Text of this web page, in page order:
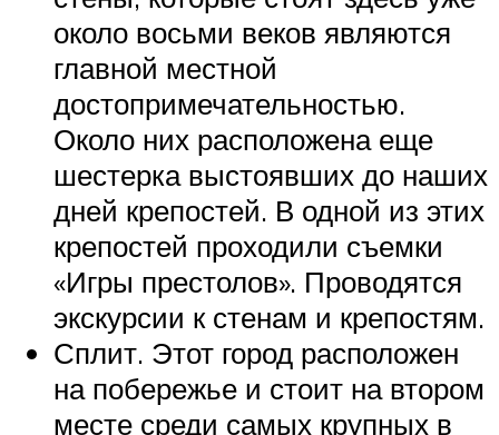
около восьми веков являются
главной местной
достопримечательностью.
Около них расположена еще
шестерка выстоявших до наших
дней крепостей. В одной из этих
крепостей проходили съемки
«Игры престолов». Проводятся
экскурсии к стенам и крепостям.
Сплит. Этот город расположен
на побережье и стоит на втором
месте среди самых крупных в